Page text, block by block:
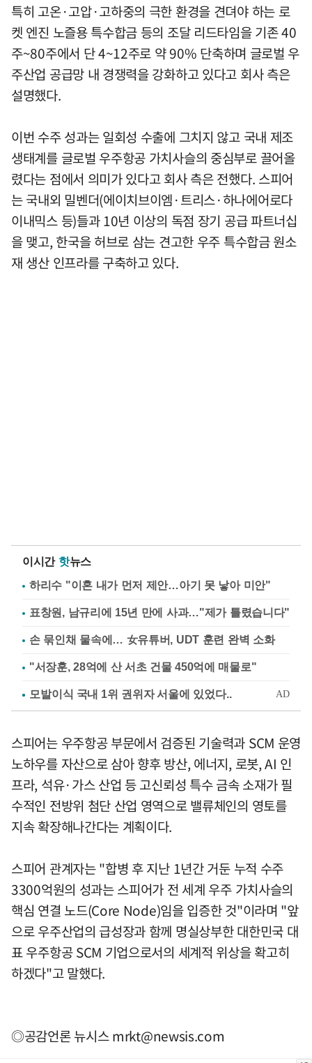
특히 고온·고압·고하중의 극한 환경을 견뎌야 하는 로
켓 엔진 노즐용 특수합금 등의 조달 리드타임을 기존 40
주~80주에서 단 4~12주로 약 90% 단축하며 글로벌 우
주산업 공급망 내 경쟁력을 강화하고 있다고 회사 측은
설명했다.
이번 수주 성과는 일회성 수출에 그치지 않고 국내 제조
생태계를 글로벌 우주항공 가치사슬의 중심부로 끌어올
렸다는 점에서 의미가 있다고 회사 측은 전했다. 스피어
는 국내외 밀벤더(에이치브이엠·트리스·하나에어로다
이내믹스 등)들과 10년 이상의 독점 장기 공급 파트너십
을 맺고, 한국을 허브로 삼는 견고한 우주 특수합금 원소
재 생산 인프라를 구축하고 있다.
이시간 핫뉴스
하리수 "이혼 내가 먼저 제안…아기 못 낳아 미안"
표창원, 남규리에 15년 만에 사과…"제가 틀렸습니다"
손 묶인채 물속에… 女유튜버, UDT 훈련 완벽 소화
"서장훈, 28억에 산 서초 건물 450억에 매물로"
스피어는 우주항공 부문에서 검증된 기술력과 SCM 운영
노하우를 자산으로 삼아 향후 방산, 에너지, 로봇, AI 인
프라, 석유·가스 산업 등 고신뢰성 특수 금속 소재가 필
수적인 전방위 첨단 산업 영역으로 밸류체인의 영토를
지속 확장해나간다는 계획이다.
스피어 관계자는 "합병 후 지난 1년간 거둔 누적 수주
3300억원의 성과는 스피어가 전 세계 우주 가치사슬의
핵심 연결 노드(Core Node)임을 입증한 것"이라며 "앞
으로 우주산업의 급성장과 함께 명실상부한 대한민국 대
표 우주항공 SCM 기업으로서의 세계적 위상을 확고히
하겠다"고 말했다.
◎공감언론 뉴시스mrkt@newsis.com